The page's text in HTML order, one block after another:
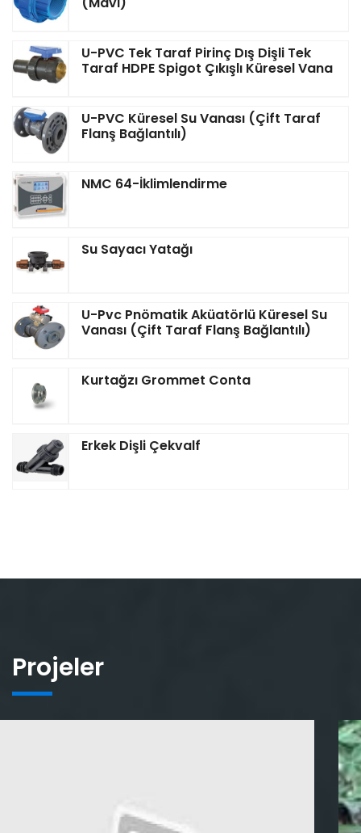
U-PVC Tek Taraf Pirinç Dış Dişli Tek
Taraf HDPE Spigot Çıkışlı Küresel Vana
U-PVC Küresel Su Vanası (Çift Taraf
Flanş Bağlantılı)
NMC 64-İklimlendirme
Su Sayacı Yatağı
U-Pvc Pnömatik Aküatörlü Küresel Su
Vanası (Çift Taraf Flanş Bağlantılı)
Kurtağzı Grommet Conta
Erkek Dişli Çekvalf
Projeler